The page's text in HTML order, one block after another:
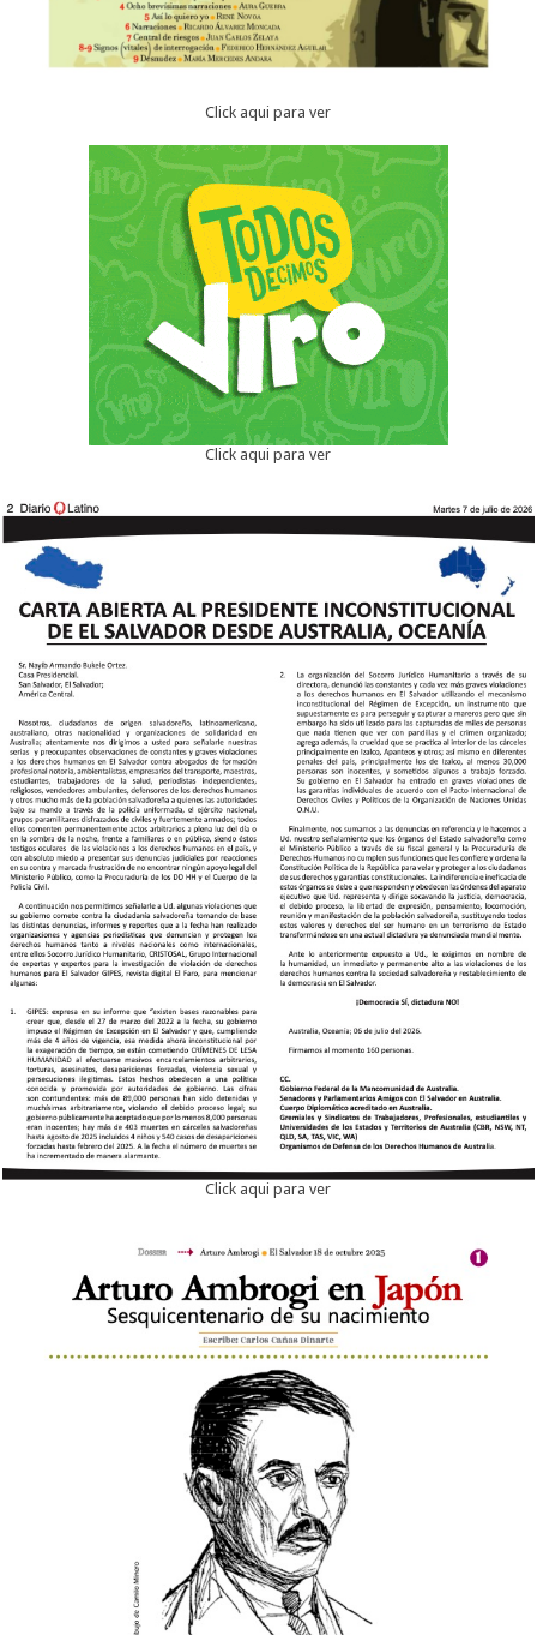
Click aqui para ver
Click aqui para ver
Click aqui para ver